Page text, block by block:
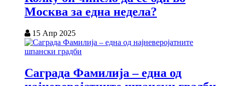
Москва за една недела?
15 Апр 2025
Саграда Фамилија – една од